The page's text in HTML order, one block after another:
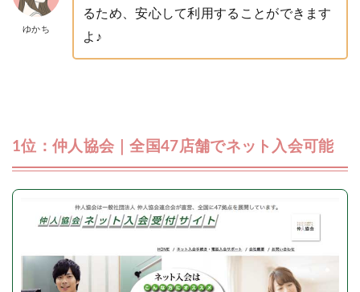
ゆかち
るため、安心して利用することができます
よ♪
1位：仲人協会｜全国47店舗でネット入会可能